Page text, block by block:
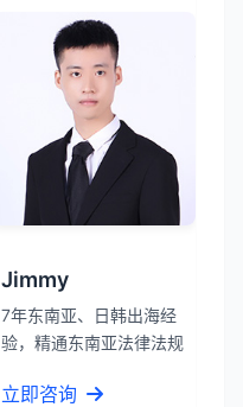
Jimmy
7年东南亚、日韩出海经
验，精通东南亚法律法规
立即咨询